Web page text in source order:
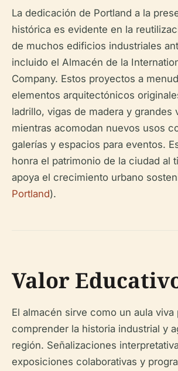
La dedicación de Portland a la
histórica es evidente en la
de muchos edificios industriales
incluido el Almacén de la
Company. Estos proyectos a
elementos arquitectónicos
ladrillo, vigas de madera y
mientras acomodan nuevos usos
galerías y espacios para eventos.
honra el patrimonio de la ciudad al
apoya el crecimiento urbano
Portland).
Valor
El almacén sirve como un aula viva
comprender la historia industrial y
región. Señalizaciones
exposiciones colaborativas y